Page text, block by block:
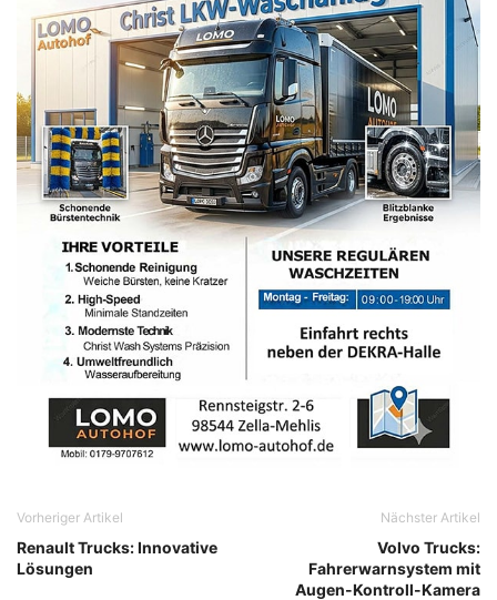
Vorheriger Artikel
Renault Trucks: Innovative
Lösungen
Nächster Artikel
Volvo Trucks:
Fahrerwarnsystem mit
Augen-Kontroll-Kamera